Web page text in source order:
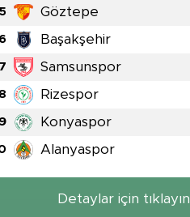
5 Göztepe
Başakşehir
Samsunspor
Rizespor
Konyaspor
Alanyaspor
Detaylar için tıklayın